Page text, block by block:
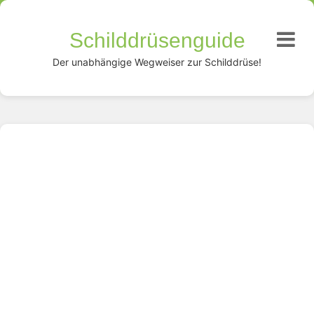
Schilddrüsenguide
Der unabhängige Wegweiser zur Schilddrüse!